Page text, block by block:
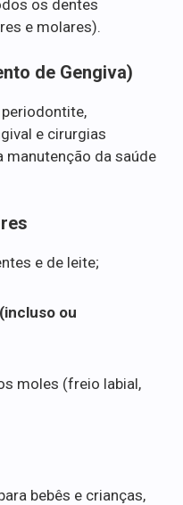
os dentes
e molares).
de Gengiva)
e cirurgias
manutenção da saúde
e de leite;
ou
moles (freio labial,
bebês e crianças,